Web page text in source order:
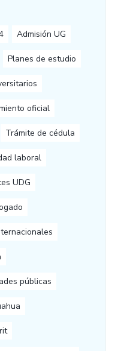
Admisión UG
Planes de estudio
oficial
Trámite de cédula
laboral
UDG
públicas